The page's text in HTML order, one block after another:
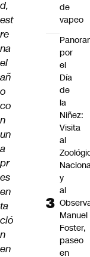
d,
est
re
na
el
añ
o
co
n
un
a
pr
es
en
ta
ció
n
en
de
vapeo
por
el
Día
de
la
Niñez:
Visita
al
y
al
Manuel
Foster,
paseo
en